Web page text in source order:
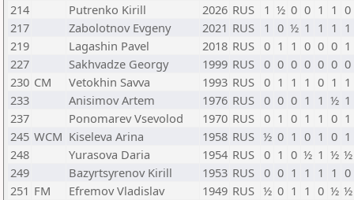
214
Putrenko Kirill 2026 RUS 1 ½ 0 0 1 1 0
217
Zabolotnov Evgeny 2021 RUS 1 0 ½ 1 1 1 1
219
Lagashin Pavel 2018 RUS 0 1 1 0 0 0 1
227
Sakhvadze Georgy 1999 RUS 0 0 0 0 0 0 0
230 CM Vetokhin Savva 1993 RUS 0 1 1 1 0 1 1
233
Anisimov Artem 1976 RUS 0 0 0 1 1 ½ 1
237
Ponomarev Vsevolod 1970 RUS 0 1 0 1 1 0 1
245 WCM Kiseleva Arina 1958 RUS ½ 0 1 0 1 0 1
248
Yurasova Daria 1954 RUS 0 1 0 ½ 1 ½ ½
249
Bazyrtsyrenov Kirill 1953 RUS 0 0 1 1 1 1 0
251 FM Efremov Vladislav 1949 RUS ½ 0 1 1 0 ½ ½